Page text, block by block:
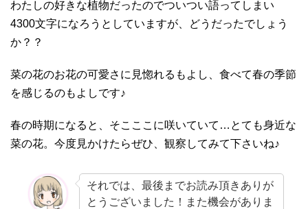
わたしの好きな植物だったのでついつい語ってしまい
4300文字になろうとしていますが、どうだったでしょう
か？？
菜の花のお花の可愛さに見惚れるもよし、食べて春の季節
を感じるのもよしです♪
春の時期になると、そこここに咲いていて…とても身近な
菜の花。今度見かけたらぜひ、観察してみて下さいね♪
それでは、最後までお読み頂きありが
とうございました！また機会がありま